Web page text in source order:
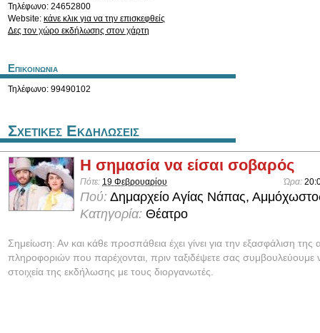
Τηλέφωνο: 24652800
Website: κάνε κλικ για να την επισκεφθείς
Δες τον χώρο εκδήλωσης στον χάρτη
Επικοινωνια
Τηλέφωνο: 99490102
Σχετικες Εκδηλωσεις
Η σημασία να είσαι σοβαρός
Πότε: 19 Φεβρουαρίου Ώρα:
Πού: Δημαρχείο Αγίας Νάπας,
Κατηγορία: Θέατρο
Σημείωση: Αν και κάθε προσπάθεια έχει γίνει για την εξασφάλιση της
πληροφοριών που παρέχονται, πριν ταξιδέψετε σας συμβουλεύουμε
στοιχεία της εκδήλωσης με τους διοργανωτές.